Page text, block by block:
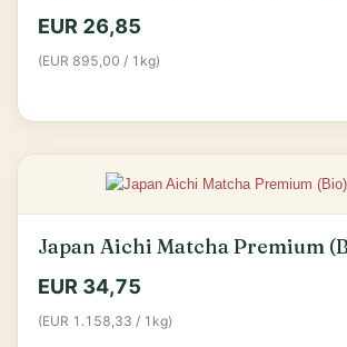
EUR 26,85
(EUR 895,00 / 1kg)
Japan Aichi Matcha Premium
EUR 34,75
(EUR 1.158,33 / 1kg)